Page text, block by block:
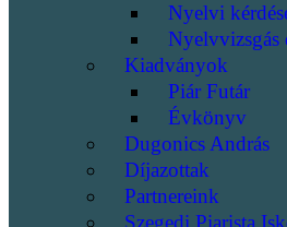
Nyelvi
Nyelvvizsgás
Kiadványok
Piár Futár
Évkönyv
Dugonics András
Díjazottak
Partnereink
Szegedi Piarista